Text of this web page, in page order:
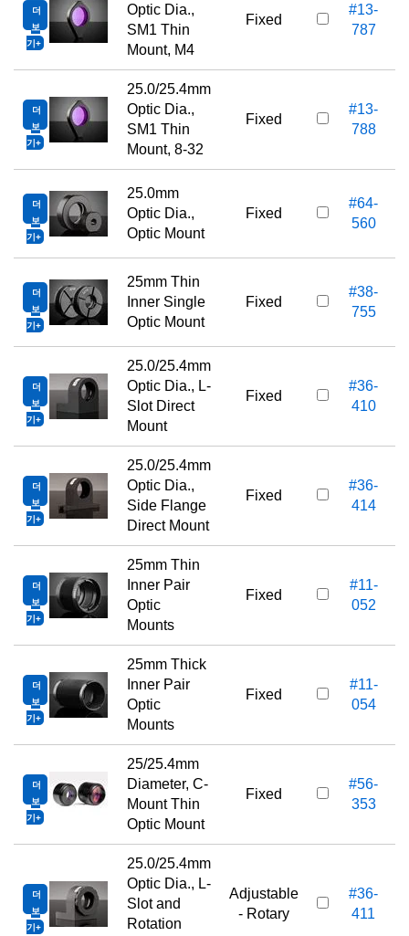
더
보
기
Optic Dia.,
SM1 Thin
Mount, M4
Fixed
#13-
787
더
보
기
25.0/25.4mm
Optic Dia.,
SM1 Thin
Mount, 8-32
Fixed
#13-
788
더
보
기
25.0mm
Optic Dia.,
Optic Mount
Fixed
#64-
560
더
보
기
25mm Thin
Inner Single
Optic Mount
Fixed
#38-
755
더
보
기
25.0/25.4mm
Optic Dia., L-
Slot Direct
Mount
Fixed
#36-
410
더
보
기
25.0/25.4mm
Optic Dia.,
Side Flange
Direct Mount
Fixed
#36-
414
더
보
기
25mm Thin
Inner Pair
Optic
Mounts
Fixed
#11-
052
더
보
기
25mm Thick
Inner Pair
Optic
Mounts
Fixed
#11-
054
더
보
기
25/25.4mm
Diameter, C-
Mount Thin
Optic Mount
Fixed
#56-
353
더
보
기
25.0/25.4mm
Optic Dia., L-
Slot and
Rotation
Adjustable
- Rotary
#36-
411